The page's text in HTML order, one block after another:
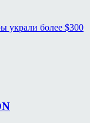
украли более $300